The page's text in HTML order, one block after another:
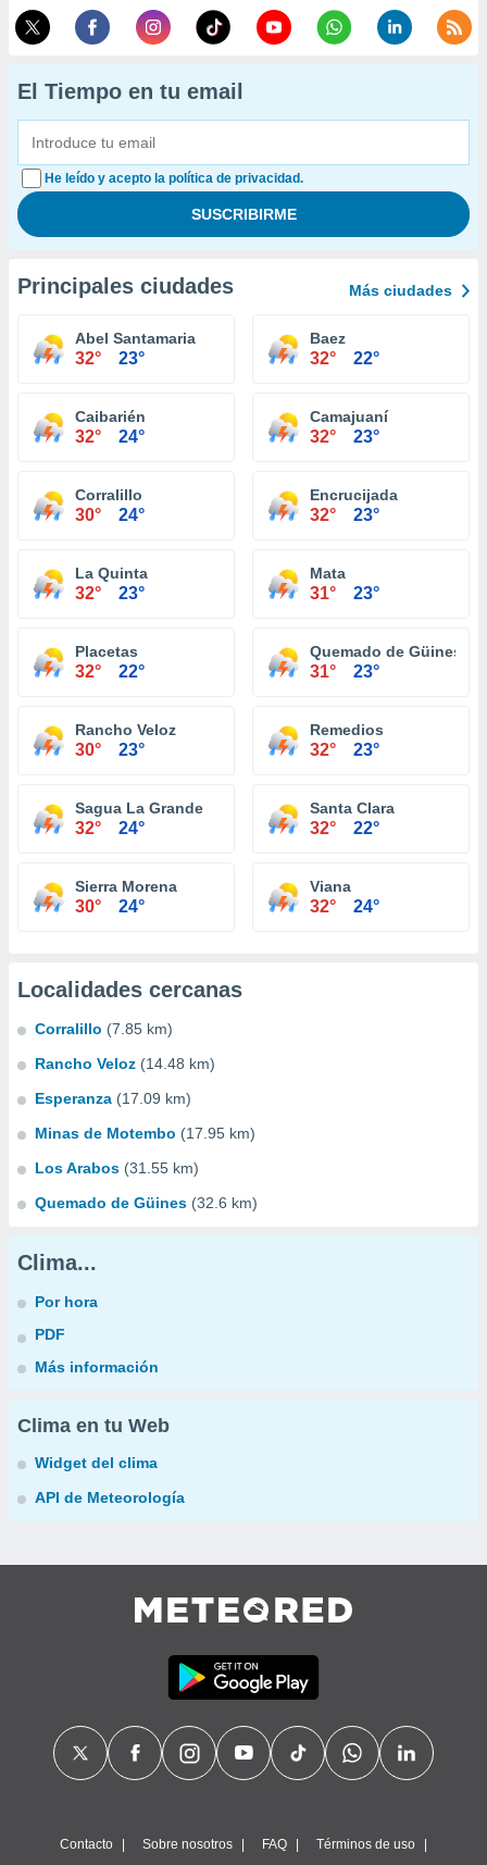
El Tiempo en tu email
He leído y acepto la política de privacidad.
Principales ciudades Más ciudades
Abel Santamaria
32° 23°
Baez
32° 22°
Caibarién
32° 24°
Camajuaní
32° 23°
Corralillo
30° 24°
Encrucijada
32° 23°
La Quinta
32° 23°
Mata
31° 23°
Placetas
32° 22°
Quemado de Güines
31° 23°
Rancho Veloz
30° 23°
Remedios
32° 23°
Sagua La Grande
32° 24°
Santa Clara
32° 22°
Sierra Morena
30° 24°
Viana
32° 24°
Localidades cercanas
Corralillo (7.85 km)
Rancho Veloz (14.48 km)
Esperanza (17.09 km)
Minas de Motembo (17.95 km)
Los Arabos (31.55 km)
Quemado de Güines (32.6 km)
Clima...
Por hora
PDF
Más información
Clima en tu Web
Widget del clima
API de Meteorología
Contacto Sobre nosotros FAQ Términos de uso